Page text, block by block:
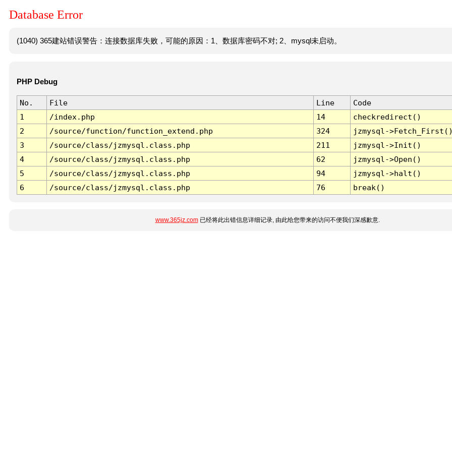
Database Error
(1040) 365建站错误警告：连接数据库失败，可能的原因：1、数据库密码不对; 2、mysql未启动。
PHP Debug
No. File Line
Code
1
/index.php 14
checkredirect()
2
/source/function/function_extend.php 324
jzmysql-
3
/source/class/jzmysql.class.php 211
jzmysql->Init()
4
/source/class/jzmysql.class.php 62
jzmysql->Open()
5
/source/class/jzmysql.class.php 94
jzmysql->halt()
6
/source/class/jzmysql.class.php 76 break()
www.365jz.com已经将此出错信息详细记录, 由此给您带来的访问不便我们深感歉意.